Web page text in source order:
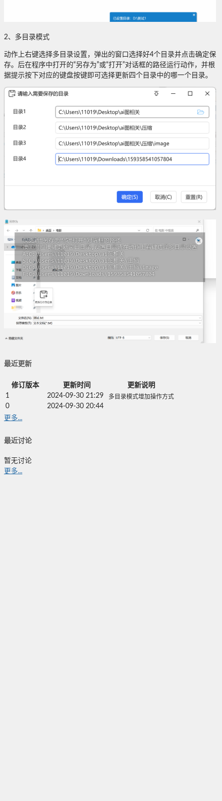
2、多目录模式
动作上右键选择多目录设置，弹出的窗口选择好4个目录并点击确定保
存。后在程序中打开的“另存为”或“打开”对话框的路径运行动作，并根
据提示按下对应的键盘按键即可选择更新四个目录中的哪一个目录。
最近更新
修订版本 更新时间
更新说明
1
2024-09-30 21:29 多目录模式增加操作方式
0
2024-09-30 20:44
更多...
最近讨论
暂无讨论
更多...